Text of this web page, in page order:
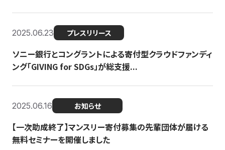
2025.06.23 プレスリリース
ソニー銀行とコングラントによる寄付型クラウドファンディ
ング「GIVING for SDGs」が総支援...
2025.06.16 お知らせ
【一次助成終了】マンスリー寄付募集の先輩団体が届ける
無料セミナーを開催しました